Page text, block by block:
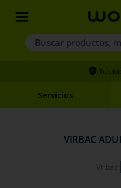
Buscar productos,
Términos más buscados
2.
hills
Tu
Servicios
VIRBAC
Virbac